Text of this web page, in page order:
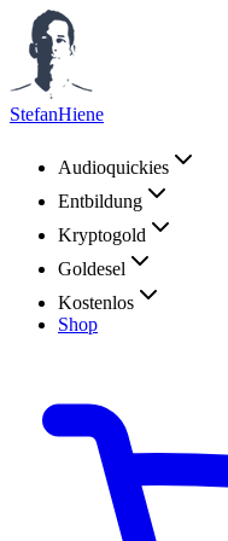
StefanHiene
Audioquickies
Entbildung
Kryptogold
Goldesel
Kostenlos
Shop